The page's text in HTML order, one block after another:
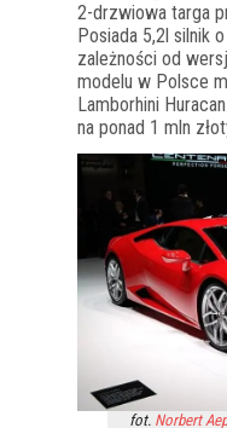
2-drzwiowa targa
Posiada 5,2l silnik
zależności od
modelu w Polsce
Lamborhini
na ponad 1 mln
fot. Norbert